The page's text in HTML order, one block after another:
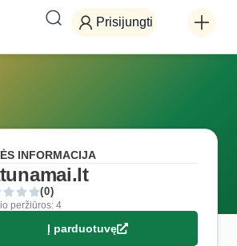
Prisijungti
INFORMACIJA
(0)
peržiūros: 4
Į parduotuvę